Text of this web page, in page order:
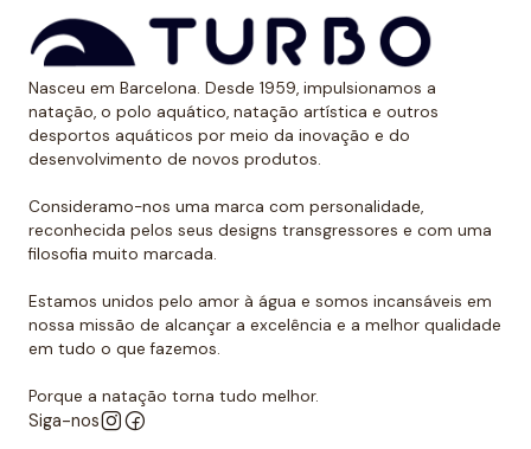
apenas acessórios de natação com os melhores
materiais do mercado. Todos os nossos produtos são
resistentes ao cloro e podem ser usados em natação
em águas abertas ou triatlo ou qualquer outro
desporto aquático.
As molas de nariz para natação Turbo sempre farão
seu trabalho e são feitos com materiais de alta
qualidade. Eles são usados pelas principais equipes
mundiais de natação artística e sincronizado.
Possuem o dimensionamento perfeito e oferecem
Se você tem problemas para prender a respiração
Nasceu em Barcelona. Desde 1959, impulsionamos a
natação, o polo aquático, natação artística e outros
desportos aquáticos por meio da inovação e do
desenvolvimento de novos produtos.
Consideramo-nos uma marca com personalidade,
reconhecida pelos seus designs transgressores e com uma
filosofia muito marcada.
Estamos unidos pelo amor à água e somos incansáveis em
nossa missão de alcançar a excelência e a melhor qualidade
em tudo o que fazemos.
Porque a natação torna tudo melhor.
Siga-nos